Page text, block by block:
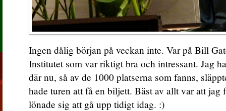
Ingen dålig början på veckan inte. Var på Bill
Institutet som var riktigt bra och intressant. Jag
där nu, så av de 1000 platserna som fanns,
hade turen att få en biljett. Bäst av allt var att jag
lönade sig att gå upp tidigt idag. :)